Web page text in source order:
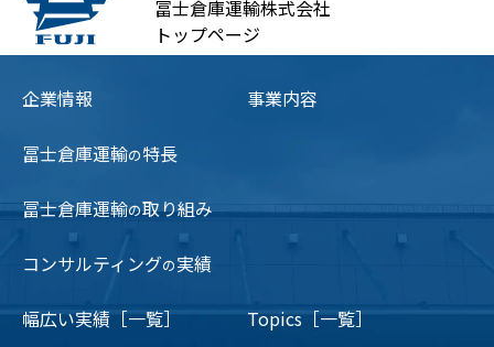
冨士倉庫運輸株式会社
トップページ
企業情報 事業内容
冨士倉庫運輸の特長
冨士倉庫運輸の取り組み
コンサルティングの実績
幅広い実績［一覧］ Topics［一覧］